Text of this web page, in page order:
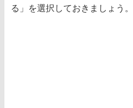
る」を選択しておきましょう。